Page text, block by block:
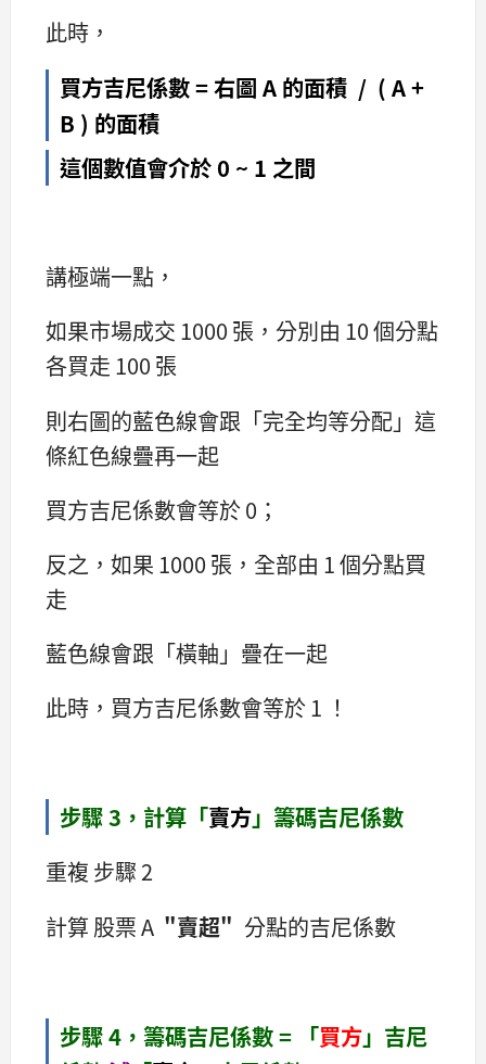
此時，
買方吉尼係數 = 右圖 A 的面積 / ( A +
B ) 的面積
這個數值會介於 0 ~ 1 之間
講極端一點，
如果市場成交 1000 張，分別由 10 個分點
各買走 100 張
則右圖的藍色線會跟「完全均等分配」這
條紅色線疊再一起
買方吉尼係數會等於 0；
反之，如果 1000 張，全部由 1 個分點買
走
藍色線會跟「橫軸」疊在一起
此時，買方吉尼係數會等於 1 ！
步驟 3，計算「賣方」籌碼吉尼係數
重複 步驟 2
計算 股票 A "賣超" 分點的吉尼係數
步驟 4，籌碼吉尼係數 = 「買方」吉尼